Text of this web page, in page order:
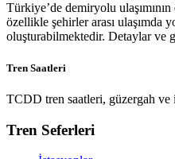
Türkiye’de demiryolu
özellikle şehirler arası ulaşımda
oluşturabilmektedir. Detaylar ve
Tren Saatleri
TCDD tren saatleri, güzergah
Tren Seferleri